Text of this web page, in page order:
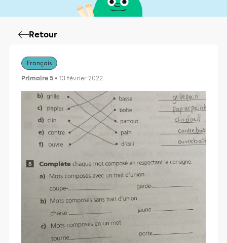
Retour
Français
Primaire 5 • 13 février 2022